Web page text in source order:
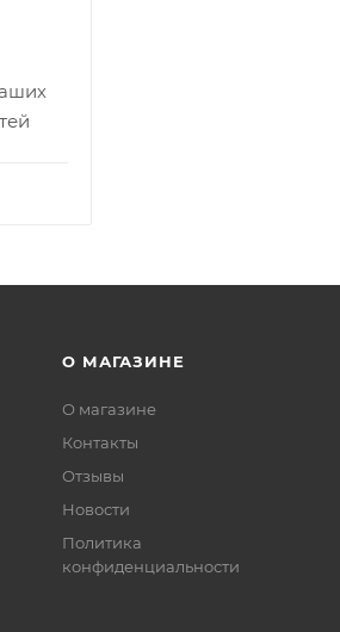
О МАГАЗИНЕ
О магазине
Контакты
Отзывы
Новости
Политика
конфиденциальности